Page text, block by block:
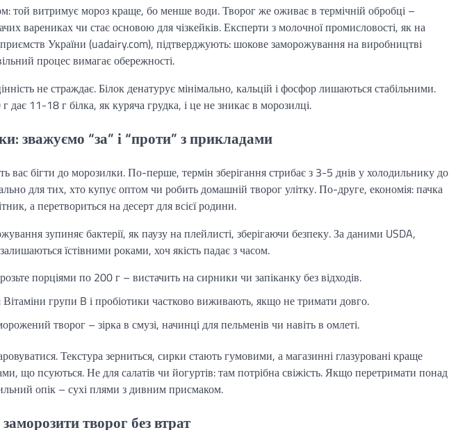
той витримує мороз краще, бо менше води. Творог же оживає в термічній обробці –
варениках чи стає основою для чізкейків. Експерти з молочної промисловості, як на
України (uadairy.com), підтверджують: шокове заморожування на виробництві
процес вимагає обережності.
не страждає. Білок денатурує мінімально, кальцій і фосфор лишаються стабільними.
дає 11-18 г білка, як куряча грудка, і це не зникає в морозилці.
зважуємо “за” і “проти” з прикладами
вас бігти до морозилки. По-перше, термін зберігання стрибає з 3-5 днів у холодильнику до
для тих, хто купує оптом чи робить домашній творог улітку. По-друге, економія: пачка
а перетвориться на десерт для всієї родини.
зупиняє бактерії, як паузу на плейлисті, зберігаючи безпеку. За даними USDA,
їстівними роками, хоч якість падає з часом.
порціями по 200 г – вистачить на сирники чи запіканку без відходів.
Вітаміни групи B і пробіотики частково виживають, якщо не тримати довго.
творог – зірка в смузі, начинці для пельменів чи навіть в омлеті.
Текстура зерниться, сирки стають гумовими, а магазинні глазуровані краще
що псуються. Не для салатів чи йогуртів: там потрібна свіжість. Якщо перетримати понад
опік – сухі плями з дивним присмаком.
творог без втрат